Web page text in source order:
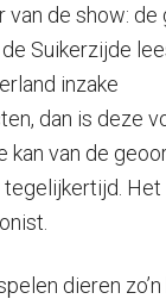
de show: de
Suikerzijde
inzake
dan is deze
kan van de
tegelijkertijd.
dieren